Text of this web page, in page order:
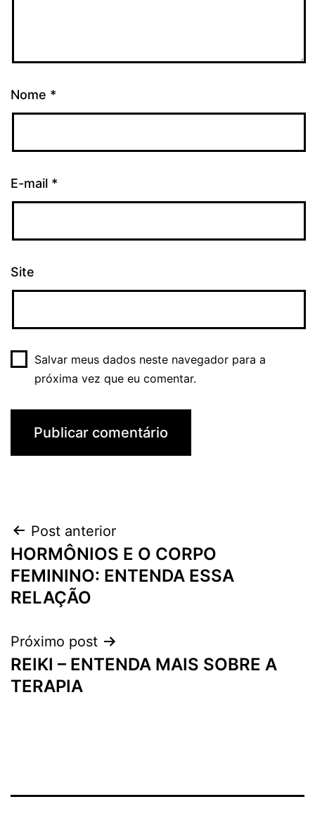
Nome *
E-mail *
Site
Salvar meus dados neste navegador para a
próxima vez que eu comentar.
Navegação
de
Post
Post anterior
HORMÔNIOS E O CORPO
FEMININO: ENTENDA ESSA
RELAÇÃO
Próximo post
REIKI – ENTENDA MAIS SOBRE A
TERAPIA